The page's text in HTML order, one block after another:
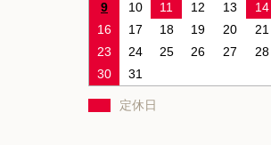
9
10 11 12 13 14
16
17 18 19 20 21
23
24 25 26 27 28
30
31
定休日